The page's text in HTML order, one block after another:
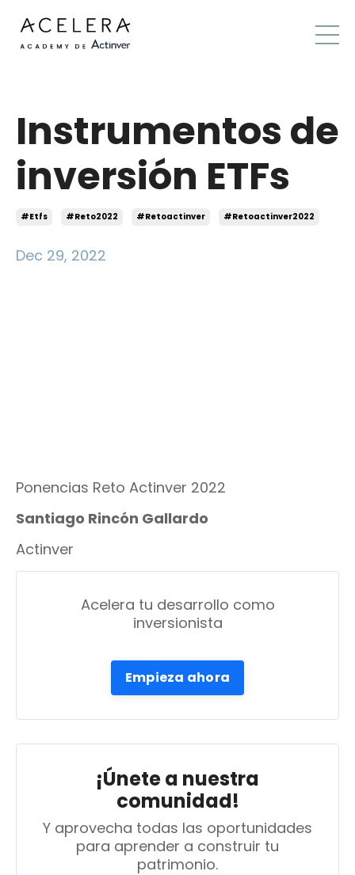
Instrumentos de
inversión ETFs
#etfs #reto2022 #retoactinver #retoactinver2022
Dec 29, 2022
Ponencias Reto Actinver 2022
Santiago Rincón Gallardo
Actinver
Acelera tu desarrollo como
inversionista
Empieza ahora
¡Únete a nuestra
comunidad!
Y aprovecha todas las oportunidades
para aprender a construir tu
patrimonio.